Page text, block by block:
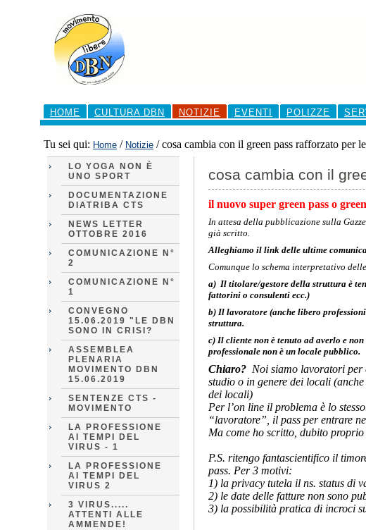
contenuti.
navigazione
Sezioni
HOME
CULTURA DBN NOTIZIE EVENTI POLIZZE
Tu sei qui: Home / Notizie /cosa cambia con il green pass rafforzato per
LO YOGA NON È
UNO SPORT
DOCUMENTAZIONE
DIATRIBA CTS
NEWS LETTER
OTTOBRE 2016
COMUNICAZIONE N°
2
COMUNICAZIONE N°
1
CONVEGNO
15.06.2019 "LE DBN
SONO IN CRISI?
ASSEMBLEA
PLENARIA
MOVIMENTO DBN
15.06.2019
SENTENZE CTS -
MOVIMENTO
LA PROFESSIONE
AI TEMPI DEL
VIRUS - 1
LA PROFESSIONE
AI TEMPI DEL
VIRUS 2
3 VIRUS.....
ATTENTI ALLE
AMMENDE!
cosa cambia con il
il nuovo super green pass o
In attesa della pubblicazione sulla
già scritto.
Alleghiamo il link delle ultime
Comunque lo schema interpretativo
a) Il titolare/gestore della struttura è
fattorini o consulenti ecc.)
b) Il lavoratore (anche libero
struttura.
c) Il cliente non è tenuto ad averlo e
professionale non è un locale pubblico.
Chiaro? Noi siamo lavoratori per
studio o in genere dei locali
dei locali)
Per l’on line il problema è lo
“lavoratore”, il pass per entrare
Ma come ho scritto, dubito
P.S. ritengo fantascientifico il
pass. Per 3 motivi:
1) la privacy tutela il ns. status di
2) le date delle fatture non sono
3) la possibilità pratica di incroci